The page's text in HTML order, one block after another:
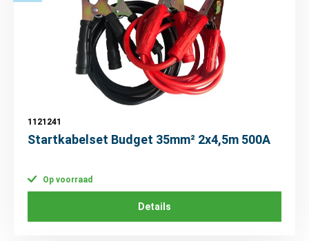
1121241
Startkabelset Budget 35mm² 2x4,5m 500A
Op voorraad
Details